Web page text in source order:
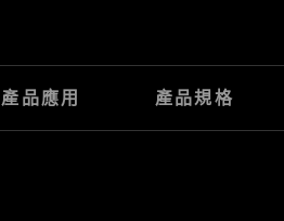
產品應用 產品規格